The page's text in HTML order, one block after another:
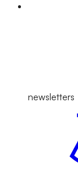
newsletters